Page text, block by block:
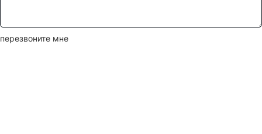
перезвоните мне